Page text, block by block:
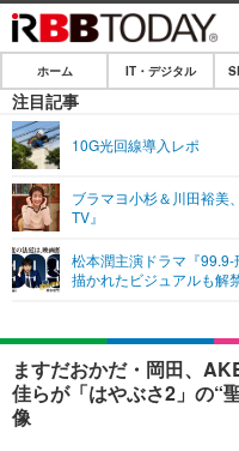
ホーム
IT・デジタル
ショッピング
SPEED TEST
エンタメ
エンタメTOP
音楽
ライフ
ライフTOP
ペット
リリース一覧
プッシュ通知の停止方法
ホーム IT・デジタル
注目記事
10G光回線導入レポ
ブラマヨ小杉＆川田裕美
TV』
松本潤主演ドラマ『
描かれたビジュアルも解
ますだおかだ・岡田、
佳らが「はやぶさ2」の“
像